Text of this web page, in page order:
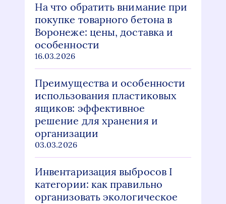
На что обратить внимание при
покупке товарного бетона в
Воронеже: цены, доставка и
особенности
16.03.2026
Преимущества и особенности
использования пластиковых
ящиков: эффективное
решение для хранения и
организации
03.03.2026
Инвентаризация выбросов I
категории: как правильно
организовать экологическое